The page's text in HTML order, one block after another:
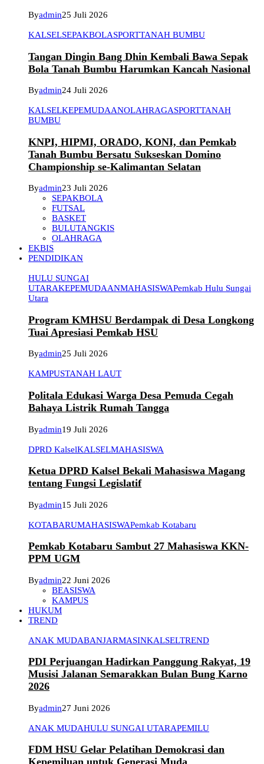
Byadmin25 Juli 2026
KALSELSEPAKBOLASPORTTANAH BUMBU
Tangan Dingin Bang Dhin Kembali Bawa Sepak
Bola Tanah Bumbu Harumkan Kancah Nasional
Byadmin24 Juli 2026
KALSELKEPEMUDAANOLAHRAGASPORTTANAH
BUMBU
KNPI, HIPMI, ORADO, KONI, dan Pemkab
Tanah Bumbu Bersatu Sukseskan Domino
Championship se-Kalimantan Selatan
Byadmin23 Juli 2026
SEPAKBOLA
FUTSAL
BASKET
BULUTANGKIS
OLAHRAGA
EKBIS
PENDIDIKAN
HULU SUNGAI
UTARAKEPEMUDAANMAHASISWAPemkab Hulu Sungai
Utara
Program KMHSU Berdampak di Desa Longkong
Tuai Apresiasi Pemkab HSU
Byadmin25 Juli 2026
KAMPUSTANAH LAUT
Politala Edukasi Warga Desa Pemuda Cegah
Bahaya Listrik Rumah Tangga
Byadmin19 Juli 2026
DPRD KalselKALSELMAHASISWA
Ketua DPRD Kalsel Bekali Mahasiswa Magang
tentang Fungsi Legislatif
Byadmin15 Juli 2026
KOTABARUMAHASISWAPemkab Kotabaru
Pemkab Kotabaru Sambut 27 Mahasiswa KKN-
PPM UGM
Byadmin22 Juni 2026
BEASISWA
KAMPUS
HUKUM
TREND
ANAK MUDABANJARMASINKALSELTREND
PDI Perjuangan Hadirkan Panggung Rakyat, 19
Musisi Jalanan Semarakkan Bulan Bung Karno
2026
Byadmin27 Juni 2026
ANAK MUDAHULU SUNGAI UTARAPEMILU
FDM HSU Gelar Pelatihan Demokrasi dan